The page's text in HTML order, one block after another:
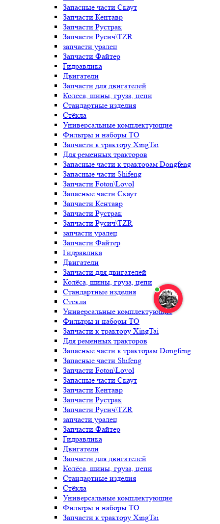
Запасные части Скаут
Запчасти Кентавр
Запчасти Рустрак
Запчасти Русич\TZR
запчасти уралец
Запчасти Файтер
Гидравлика
Двигатели
Запчасти для двигателей
Колёса, шины, груза, цепи
Стандартные изделия
Стёкла
Универсальные комплектующие
Фильтры и наборы ТО
Запчасти к трактору XingTai
Для ременных тракторов
Запасные части к тракторам Dongfeng
Запасные части Shifeng
Запчасти Foton\Lovol
Запасные части Скаут
Запчасти Кентавр
Запчасти Рустрак
Запчасти Русич\TZR
запчасти уралец
Запчасти Файтер
Гидравлика
Двигатели
Запчасти для двигателей
Колёса, шины, груза, цепи
Стандартные изделия
Стёкла
Универсальные комплектующие
Фильтры и наборы ТО
Запчасти к трактору XingTai
Для ременных тракторов
Запасные части к тракторам Dongfeng
Запасные части Shifeng
Запчасти Foton\Lovol
Запасные части Скаут
Запчасти Кентавр
Запчасти Рустрак
Запчасти Русич\TZR
запчасти уралец
Запчасти Файтер
Гидравлика
Двигатели
Запчасти для двигателей
Колёса, шины, груза, цепи
Стандартные изделия
Стёкла
Универсальные комплектующие
Фильтры и наборы ТО
Запчасти к трактору XingTai